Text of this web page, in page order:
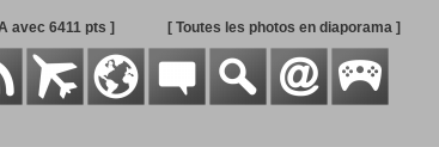
avec 6411 pts ] [ Toutes les photos en diaporama ]